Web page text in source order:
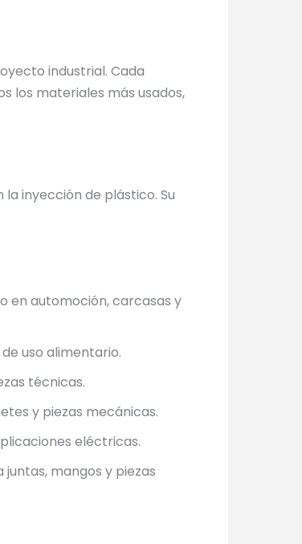
industrial. Cada
los materiales más usados,
inyección de plástico. Su
en automoción, carcasas y
uso alimentario.
técnicas.
y piezas mecánicas.
eléctricas.
mangos y piezas